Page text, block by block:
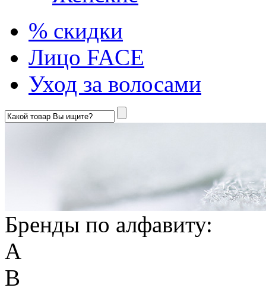
% скидки
Лицо FACE
Уход за волосами
Бренды по алфавиту:
A
B